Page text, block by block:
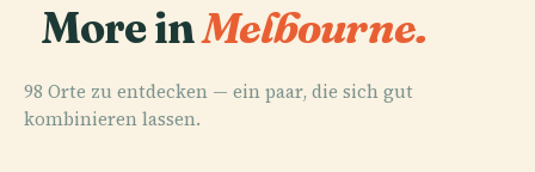
More inMelbourne.
98 Orte zu entdecken — ein paar, die sich gut
kombinieren lassen.